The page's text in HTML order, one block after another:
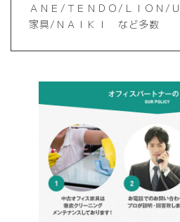
ＡＮＥ/ＴＥＮＤＯ/ＬＩＯＮ/
家具/ＮＡＩＫＩ など多数